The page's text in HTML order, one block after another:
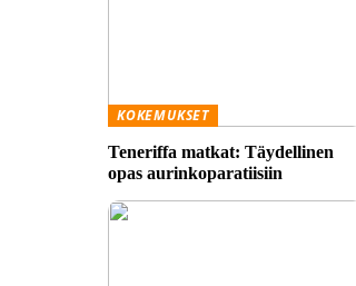
KOKEMUKSET
Teneriffa matkat: Täydellinen
opas aurinkoparatiisiin